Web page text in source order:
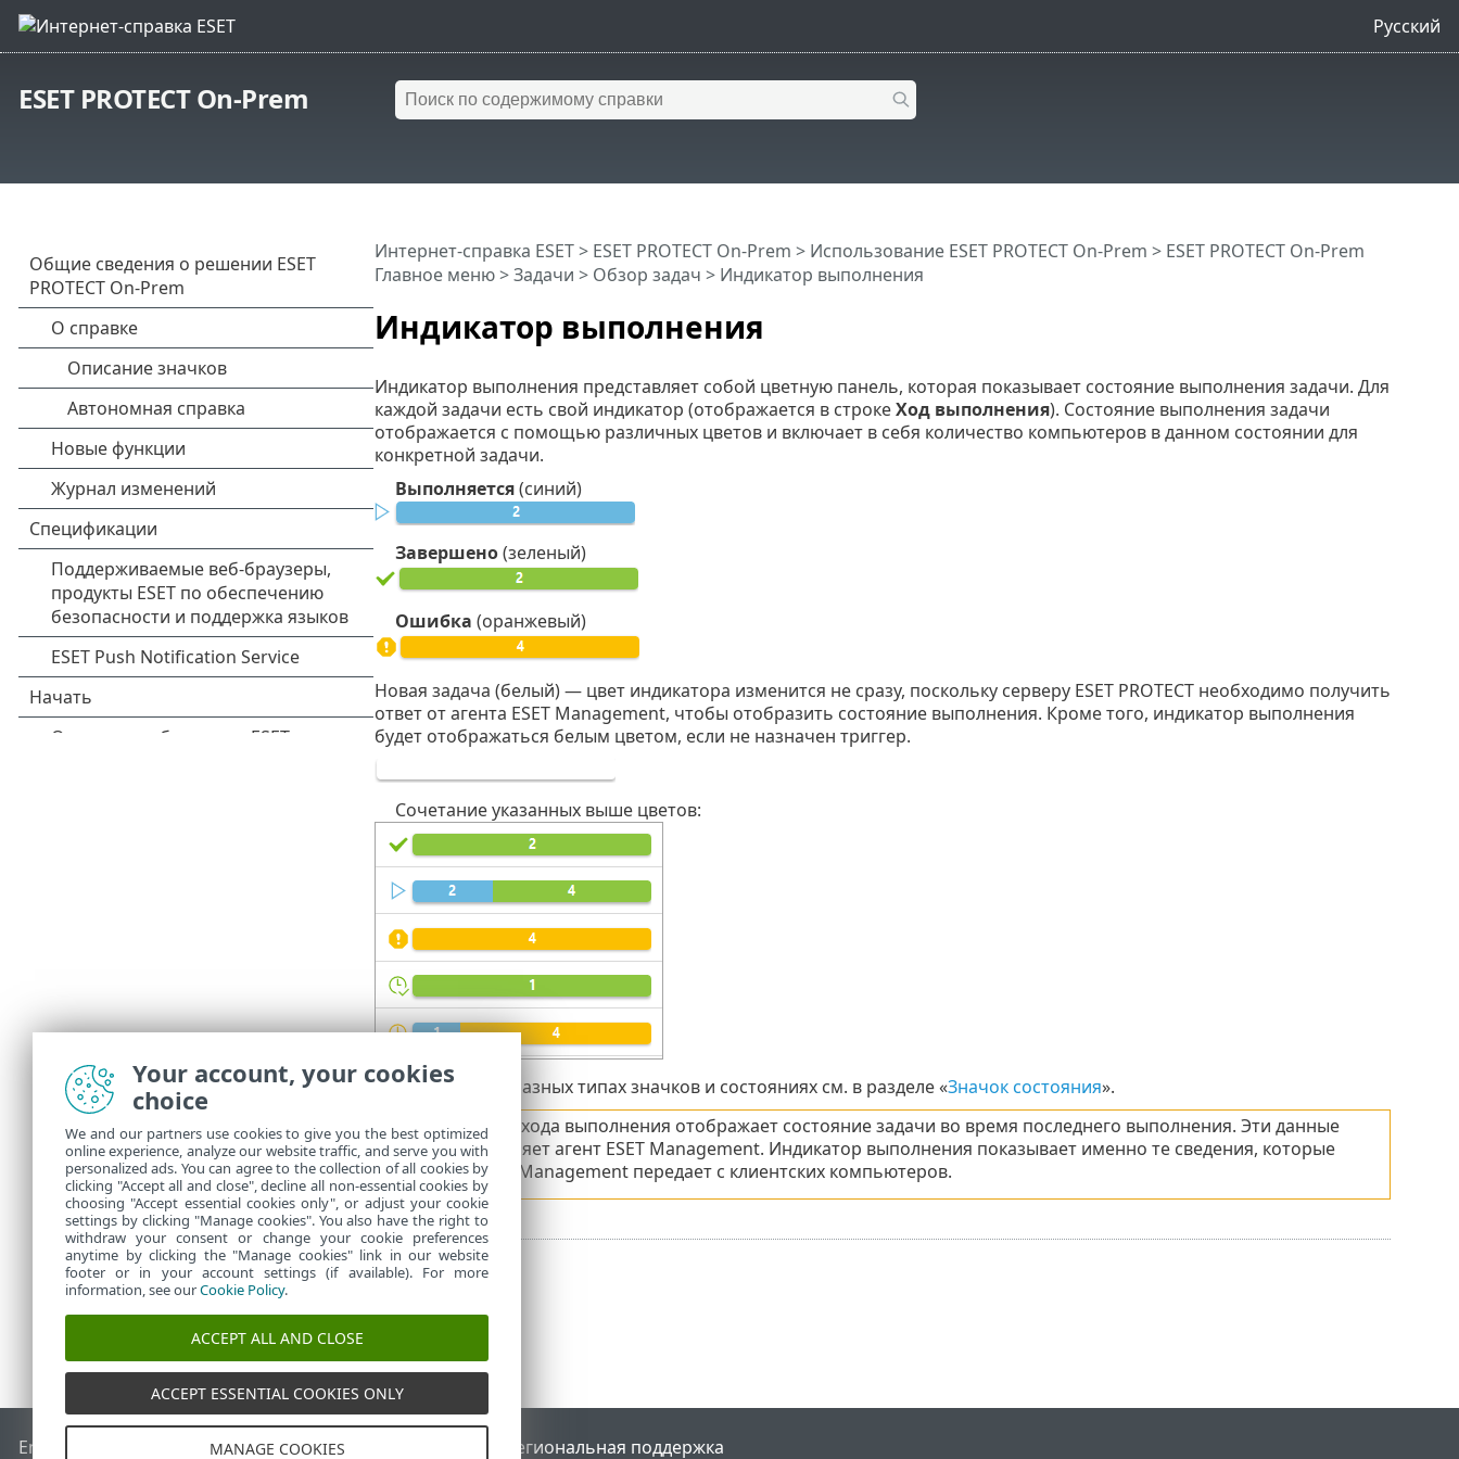
Русский
ESET PROTECT On-Prem
Индикатор выполнения
Интернет-справка ESET> ESET PROTECT On-Prem > Использование ESET PROTECT On-Prem > ESET PROTECT On-Prem
Главное меню>Задачи > Обзор задач > Индикатор выполнения
Индикатор выполнения представляет собой цветную панель, которая показывает состояние выполнения задачи. Для
каждой задачи есть свой индикатор (отображается в строкеХод выполнения). Состояние выполнения задачи
отображается с помощью различных цветов и включает в себя количество компьютеров в данном состоянии для
конкретной задачи.
Выполняется(синий)
Завершено(зеленый)
Ошибка (оранжевый)
Новая задача (белый) — цвет индикатора изменится не сразу, поскольку серверу ESET PROTECT необходимо получить
ответ от агента ESET Management, чтобы отобразить состояние выполнения. Кроме того, индикатор выполнения
будет отображаться белым цветом, если не назначен триггер.
Сочетание указанных выше цветов:
Информацию о разных типах значков и состояниях см. в разделе «Значок состояния».
Индикатор хода выполнения отображает состояние задачи во время последнего выполнения. Эти данные
предоставляет агент ESET Management. Индикатор выполнения показывает именно те сведения, которые
агент ESET Management передает с клиентских компьютеров.
End of Life База знаний ESETФорум ESET Региональная поддержка
Your account, your cookies
choice
We and our partners use cookies to give you the best optimized
online experience, analyze our website traffic, and serve you with
personalized ads. You can agree to the collection of all cookies by
clicking "Accept all and close", decline all non-essential cookies by
choosing "Accept essential cookies only", or adjust your cookie
settings by clicking "Manage cookies". You also have the right to
withdraw your consent or change your cookie preferences
anytime by clicking the "Manage cookies" link in our website
footer or in your account settings (if available). For more
information, see ourCookie Policy.
ACCEPT ALL AND CLOSE
ACCEPT ESSENTIAL COOKIES ONLY
MANAGE COOKIES